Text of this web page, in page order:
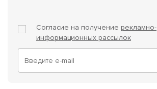
Согласие на получение рекламно-
информационных рассылок